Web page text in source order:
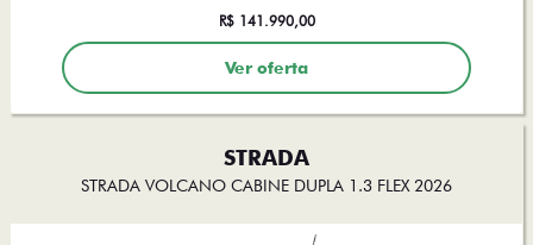
R$ 141.990,00
Ver oferta
STRADA
STRADA VOLCANO CABINE DUPLA 1.3 FLEX 2026